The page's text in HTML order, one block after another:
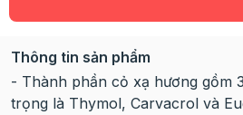
Thông tin sản phẩm
- Thành phần cỏ xạ hương gồm
trọng là Thymol, Carvacrol và